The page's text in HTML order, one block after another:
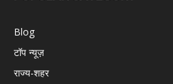
Blog
टॉप न्यूज़
राज्य-शहर